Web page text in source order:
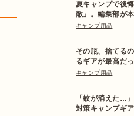
夏キャンプで後
敵」。編集部が
キャンプ用品
その瓶、捨てる
るギアが最高だ
キャンプ用品
「蚊が消えた…
対策キャンプギ